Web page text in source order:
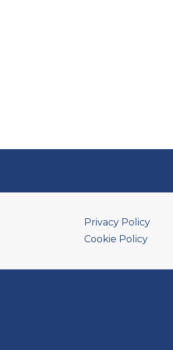
Privacy Policy
Cookie Policy